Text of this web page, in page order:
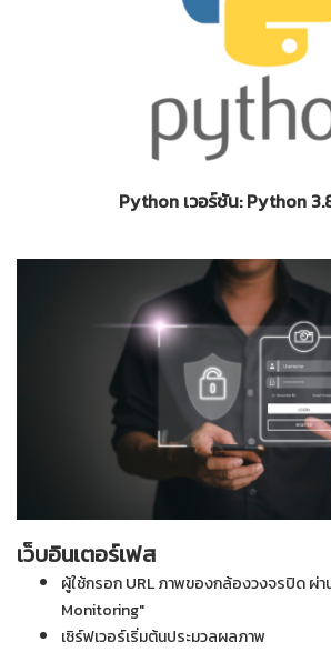
Python เวอร์ชัน: Python
เว็บอินเตอร์เฟส
ผู้ใช้กรอก URL ภาพของกล้องวงจรปิด ผ่า
Monitoring"
เซิร์ฟเวอร์เริ่มต้นประมวลผลภาพ